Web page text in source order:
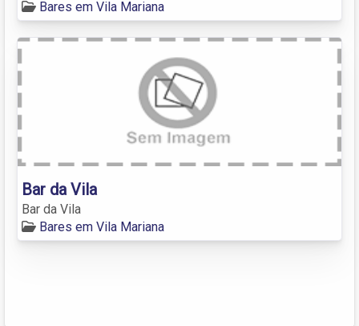
Bares em Vila Mariana
Bar da Vila
Bar da Vila
Bares em Vila Mariana